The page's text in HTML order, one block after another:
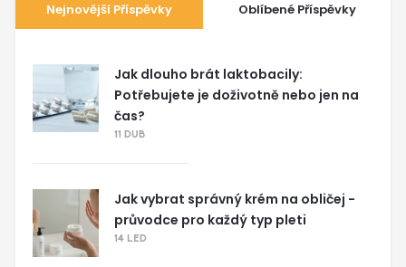
Nejnovější Příspěvky Oblíbené Příspěvky
Jak dlouho brát laktobacily:
Potřebujete je doživotně nebo jen na
čas?
11 DUB
Jak vybrat správný krém na obličej -
průvodce pro každý typ pleti
14 LED